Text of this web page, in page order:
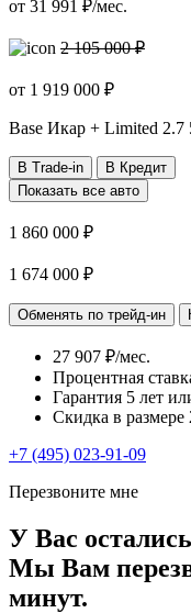
от 31 991 ₽/мес.
2 105 000 ₽
от 1 919 000 ₽
Base Икар + Limited 2.7
В Trade-in
В Кредит
Показать все авто
1 860 000 ₽
1 674 000 ₽
Обменять по трейд-ин
27 907 ₽/мес.
Процентная
Гарантия 5 лет
Скидка в размере
+7 (495) 023-91-09
Перезвоните мне
У Вас
Мы Вам
минут.